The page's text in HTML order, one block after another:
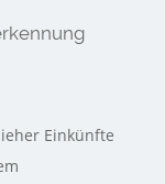
Einkünfte